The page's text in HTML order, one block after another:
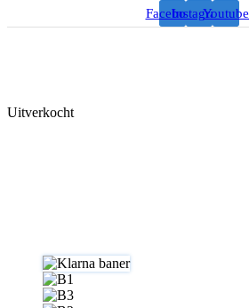
FacebookInstagramYoutube
Uitverkocht